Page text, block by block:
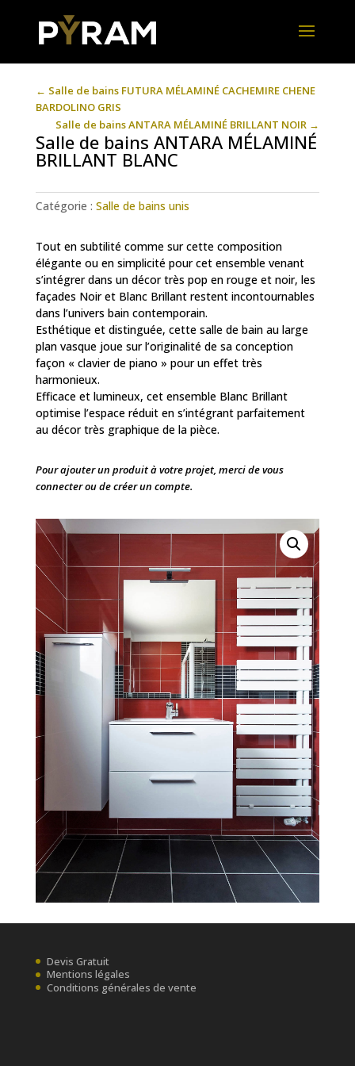
← Salle de bains FUTURA MÉLAMINÉ CACHEMIRE CHENE
BARDOLINO GRIS
Salle de bains ANTARA MÉLAMINÉ BRILLANT NOIR →
Salle de bains ANTARA MÉLAMINÉ
BRILLANT BLANC
Catégorie : Salle de bains unis
Tout en subtilité comme sur cette composition
élégante ou en simplicité pour cet ensemble venant
s’intégrer dans un décor très pop en rouge et noir, les
façades Noir et Blanc Brillant restent incontournables
dans l’univers bain contemporain.
Esthétique et distinguée, cette salle de bain au large
plan vasque joue sur l’originalité de sa conception
façon « clavier de piano » pour un effet très
harmonieux.
Efficace et lumineux, cet ensemble Blanc Brillant
optimise l’espace réduit en s’intégrant parfaitement
au décor très graphique de la pièce.
Pour ajouter un produit à votre projet, merci de vous
connecter ou de créer un compte.
Devis Gratuit
Mentions légales
Conditions générales de vente